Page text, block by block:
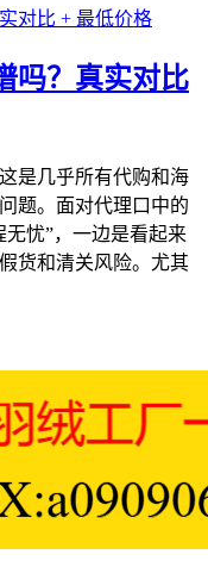
吗？真实对比
是几乎所有代购和海
题。面对代理口中的
忧”，一边是看起来
货和清关风险。尤其